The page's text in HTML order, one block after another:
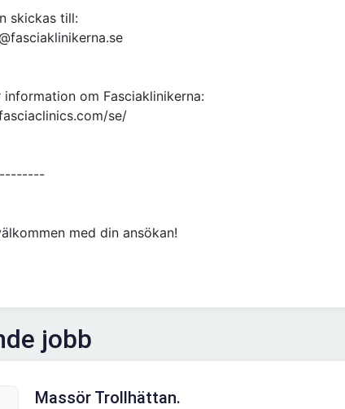
skickas till:
information om Fasciaklinikerna:
se/
med din ansökan!
jobb
Massör Trollhättan.